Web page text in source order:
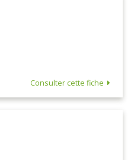
Consulter cette fiche